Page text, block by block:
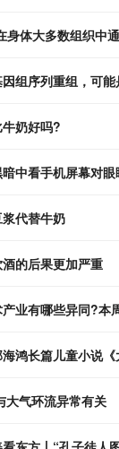
身体大多数组织中
组序列重组，可
奶好吗?
中看手机屏幕对
代替牛奶
的后果更加严重
业有哪些异同?本
鸿长篇儿童小说
大气环流异常有关